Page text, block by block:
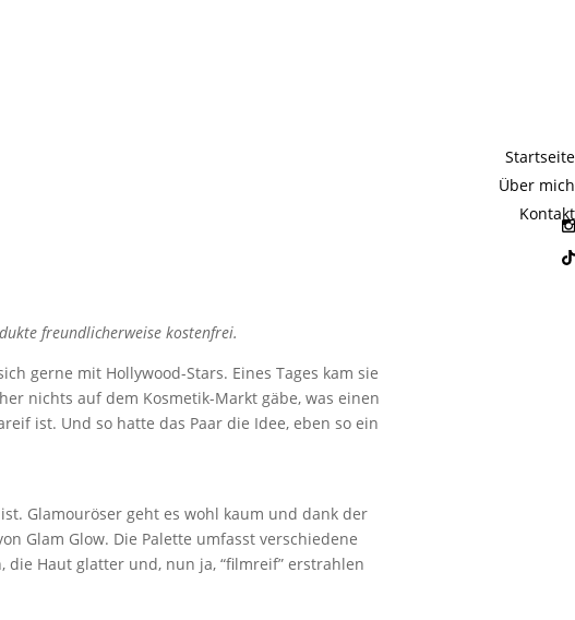
Startseite
Über mich
Kontakt
mit
freundlicherweise kostenfrei.
gerne mit Hollywood-Stars. Eines Tages kam sie
nichts auf dem Kosmetik-Markt gäbe, was einen
ist. Und so hatte das Paar die Idee, eben so ein
Glamouröser geht es wohl kaum und dank der
Glam Glow. Die Palette umfasst verschiedene
die Haut glatter und, nun ja, “filmreif” erstrahlen